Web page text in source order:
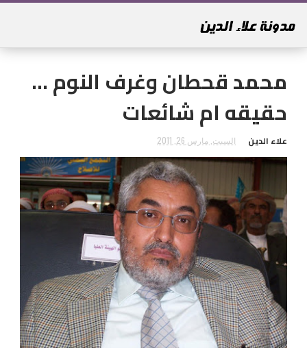
محمد قحطان وغرف النوم ...
حقيقه ام شائعات
علاء الدين السبت, مارس 26, 2011